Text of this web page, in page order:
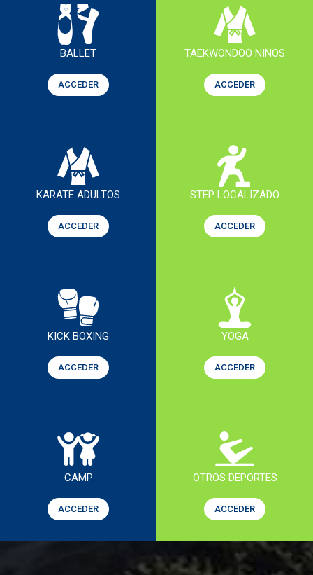
BALLET
ACCEDER
TAEKWONDOO NIÑOS
ACCEDER
KARATE ADULTOS
ACCEDER
STEP LOCALIZADO
ACCEDER
KICK BOXING
ACCEDER
YOGA
ACCEDER
CAMP
ACCEDER
OTROS DEPORTES
ACCEDER